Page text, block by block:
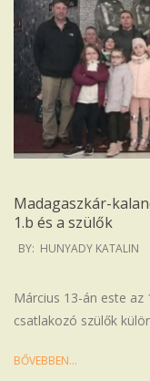
Madagaszkár-
1.b és a szülők
2026-
BY: HUNYADY KATALIN
Március 13-án este
csatlakozó szülők
BŐVEBBEN…